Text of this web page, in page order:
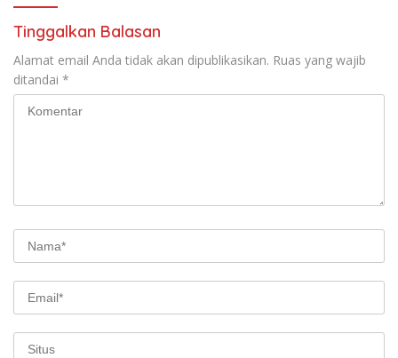
Tinggalkan Balasan
Alamat email Anda tidak akan dipublikasikan. Ruas yang wajib
ditandai *